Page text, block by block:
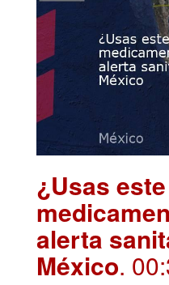
¿Usas este
alerta
México.